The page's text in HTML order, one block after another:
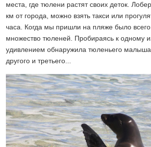
места, где тюлени растят своих деток.
км от города, можно взять такси или
часа. Когда мы пришли на пляже было всего
множество тюленей. Пробираясь к одному
удивлением обнаружила тюленьего
другого и третьего...